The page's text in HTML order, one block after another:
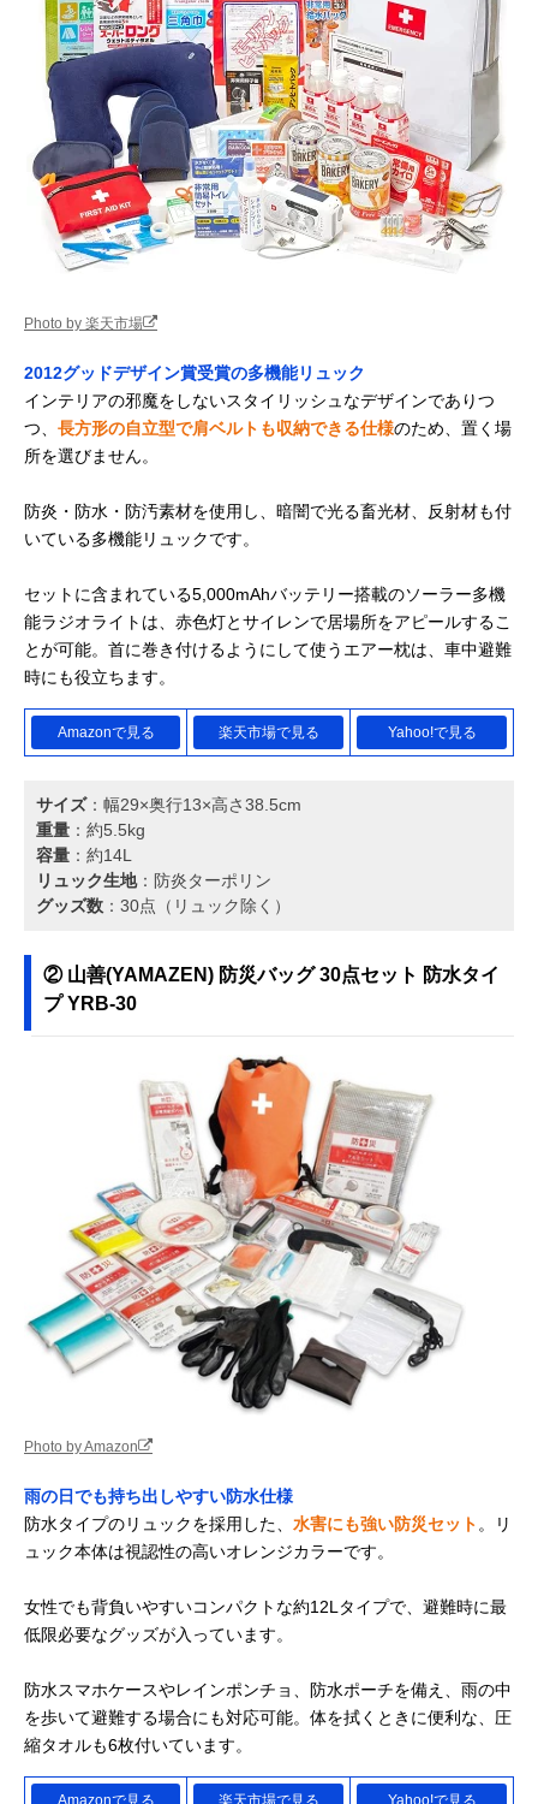
Photo by 楽天市場
2012グッドデザイン賞受賞の多機能リュック
インテリアの邪魔をしないスタイリッシュなデザインでありつ
つ、 長方形の自立型で肩ベルトも収納できる仕様のため、置く場
所を選びません。
防炎・防水・防汚素材を使用し、暗闇で光る畜光材、反射材も付
いている多機能リュックです。
セットに含まれている5,000mAhバッテリー搭載のソーラー多機
能ラジオライトは、赤色灯とサイレンで居場所をアピールするこ
とが可能。首に巻き付けるようにして使うエアー枕は、車中避難
時にも役立ちます。
Amazonで見る 楽天市場で見る Yahoo!で見る
サイズ：幅29×奥行13×高さ38.5cm
重量 ：約5.5kg
容量 ：約14L
リュック生地：防炎ターポリン
グッズ数 ：30点（リュック除く）
② 山善(YAMAZEN) 防災バッグ 30点セット 防水タイ
プ YRB-30
Photo by Amazon
雨の日でも持ち出しやすい防水仕様
防水タイプのリュックを採用した、 水害にも強い防災セット 。リ
ュック本体は視認性の高いオレンジカラーです。
女性でも背負いやすいコンパクトな約12Lタイプで、避難時に最
低限必要なグッズが入っています。
防水スマホケースやレインポンチョ、防水ポーチを備え、雨の中
を歩いて避難する場合にも対応可能。体を拭くときに便利な、圧
縮タオルも6枚付いています。
Amazonで見る 楽天市場で見る Yahoo!で見る